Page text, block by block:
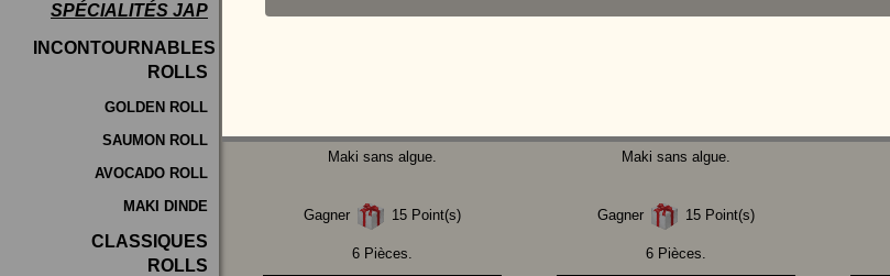
Programme
De
Fidélité
Vos
Avis
de
SPÉCIALITÉS JAP
INCONTOURNABLES
ROLLS
GOLDEN ROLL
SAUMON ROLL
AVOCADO ROLL
MAKI DINDE
CLASSIQUES
ROLLS
Maki sans algue.
Gagner 15 Point(s)
6 Pièces.
Maki sans algue.
Gagner 15 Point(s)
6 Pièces.